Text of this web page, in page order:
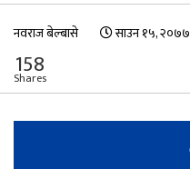
नवराज बेल्बासे साउन १५, २०७७
158
Shares